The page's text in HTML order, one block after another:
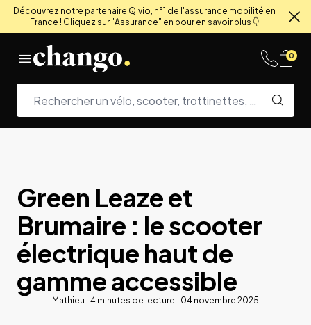
Découvrez notre partenaire Qivio, n°1 de l'assurance mobilité en
France ! Cliquez sur "Assurance" en pour en savoir plus 👇
0
Green Leaze et
Brumaire : le scooter
électrique haut de
gamme accessible
Mathieu 4 minutes de lecture 04 novembre 2025